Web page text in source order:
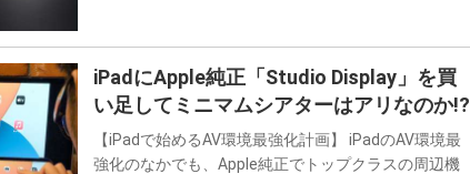
iPadにApple純正「Studio Display」を買
い足してミニマムシアターはアリなのか!?
【iPadで始めるAV環境最強化計画】 iPadのAV環境最
強化のなかでも、Apple純正でトップクラスの周辺機